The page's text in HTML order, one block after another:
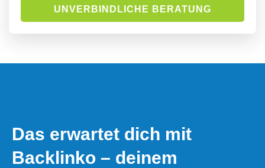
UNVERBINDLICHE BERATUNG
Das erwartet dich mit
Backlinko – deinem